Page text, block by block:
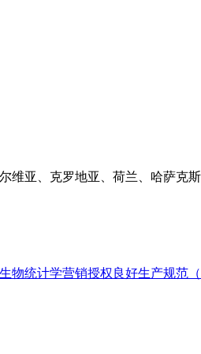
亚、克罗地亚、荷兰、哈萨克斯
生物统计学营销授权良好生产规范